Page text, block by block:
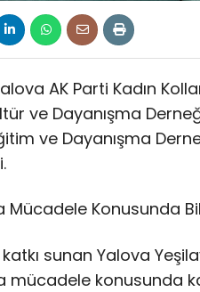
AK Parti Kadın
ve Dayanışma
ve Dayanışma
Mücadele Konusunda
sunan Yalova
mücadele konusunda